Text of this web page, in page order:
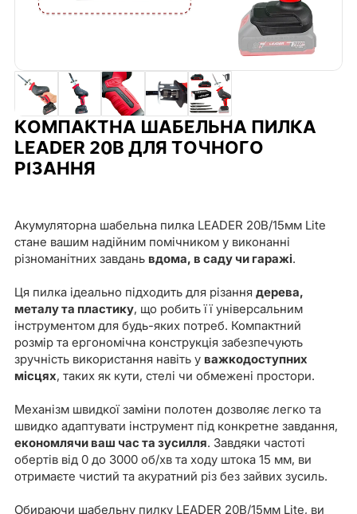
КОМПАКТНА ШАБЕЛЬНА ПИЛКА
LEADER 20В ДЛЯ ТОЧНОГО
РІЗАННЯ
Акумуляторна шабельна пилка LEADER 20В/15мм Lite
стане вашим надійним помічником у виконанні
різноманітних завдань вдома, в саду чи гаражі.
Ця пилка ідеально підходить для різання дерева,
металу та пластику, що робить її універсальним
інструментом для будь-яких потреб. Компактний
розмір та ергономічна конструкція забезпечують
зручність використання навіть у важкодоступних
місцях, таких як кути, стелі чи обмежені простори.​
Механізм швидкої заміни полотен дозволяє легко та
швидко адаптувати інструмент під конкретне завдання,
економлячи ваш час та зусилля. Завдяки частоті
обертів від 0 до 3000 об/хв та ходу штока 15 мм, ви
отримаєте чистий та акуратний різ без зайвих зусиль.
Обираючи шабельну пилку LEADER 20В/15мм Lite, ви